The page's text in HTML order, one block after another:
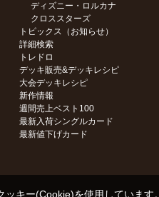
ディズニー・ロルカナ
クロススターズ
トピックス（お知らせ）
詳細検索
トレドロ
デッキ販売&デッキレシピ
大会デッキレシピ
新作情報
週間売上ベスト100
最新入荷シングルカード
最新値下げカード
キー(Cookie)を使用しています。